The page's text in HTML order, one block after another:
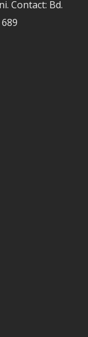
Contact: Bd.